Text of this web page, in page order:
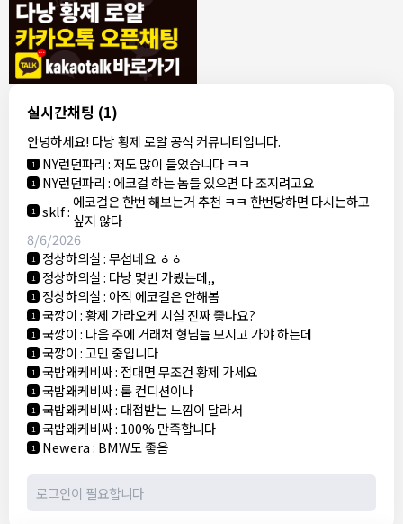
실시간채팅 (1)
안녕하세요! 다낭 황제 로얄 공식 커뮤니티입니다.
8/4/2026
1 모기한테물림:여기도 문의해보면 바로 알려줌
1 모기한테물림:정찰가보다 쌀수 없음
1 결혼안해:ㄹㅇ 팩트 ㅋㅋㅋㅋ
결혼안해:ㄹㅇ 팩트 ㅋㅋㅋㅋ
8/5/2026
NY런던파리 :다낭 에코걸 여기서 예약 가능한가요?
1 3군:에코걸 좀 조심 하는게 좋음
1 NY런던파리:저도 많이 들었습니다 ㅋㅋ
1 NY런던파리: 에코걸 하는 놈들 있으면 다 조지려고요
1 sklf: 에코걸은 한번 해보는거 추천 ㅋㅋ 한번당하면 다시는하고
싶지 않다
8/6/2026
1 정상하의실:무섭네요 ㅎㅎ
1 정상하의실: 다낭 몇번 가봤는데,,
1 정상하의실: 아직 에코걸은 안해봄
1 국깡이:황제 가라오케 시설 진짜 좋나요?
1 국깡이: 다음 주에 거래처 형님들 모시고 가야 하는데
1 국깡이:고민 중입니다
1 국밥왜케비싸: 접대면 무조건 황제 가세요
1 국밥왜케비싸:룸 컨디션이나
1 국밥왜케비싸: 대접받는 느낌이 달라서
1 국밥왜케비싸: 100% 만족합니다
1 Newera: BMW도 좋음